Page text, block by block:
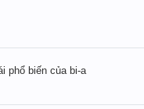
phổ biến của bi-a